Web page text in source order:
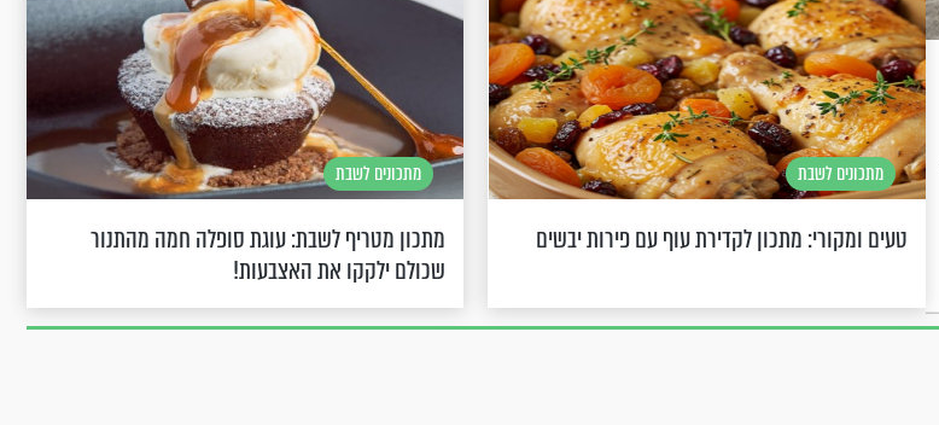
מתכונים לשבת
טעים ומקורי: מתכון לקדירת עוף עם פירות יבשים
מתכונים לשבת
מתכון מטריף לשבת: עוגת סופלה חמה מהתנור
שכולם ילקקו את האצבעות!